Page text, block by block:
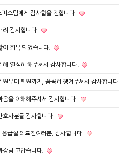
피스팀에게 감사함을 전합니다.
려 감사합니다.
이 회복 되었습니다.
해 열심히 해주셔서 감사합니다.
원부터 퇴원까지, 꼼꼼히 챙겨주셔서 감사합니다.
음을 이해해주셔서 감사합니다!
호사분들 감사합니다.
응급실 의료진여러분, 감사합니다.
장님 고맙습니다.